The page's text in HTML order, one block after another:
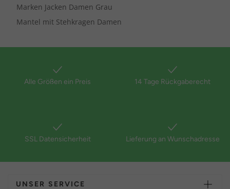
Marken Jacken Damen Grau
Mantel mit Stehkragen Damen
Alle Größen ein Preis 14 Tage Rückgaberecht
SSL Datensicherheit Lieferung an Wunschadresse
UNSER SERVICE